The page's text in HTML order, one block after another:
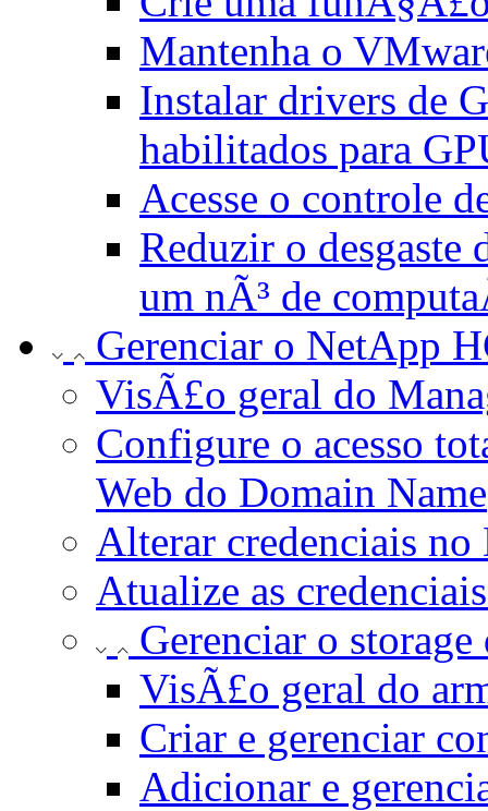
Mantenha o
Instalar drivers de
habilitados para
Acesse o controle
Reduzir o
um nÃ³ de
Gerenciar o NetApp
VisÃ£o geral do
Configure o acesso
Web do Domain Name
Alterar credenciais
Atualize as
Gerenciar o
VisÃ£o geral do
Criar e gerenciar
Adicionar e